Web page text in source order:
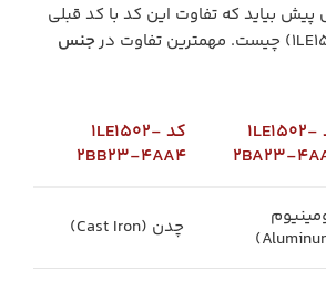
بیاید که تفاوت این کد با کد قبلی
جنس
کد 1LE1502-
2BA23-
کد 1LE1502-
2BB23-4AA4
چدن (Cast Iron)